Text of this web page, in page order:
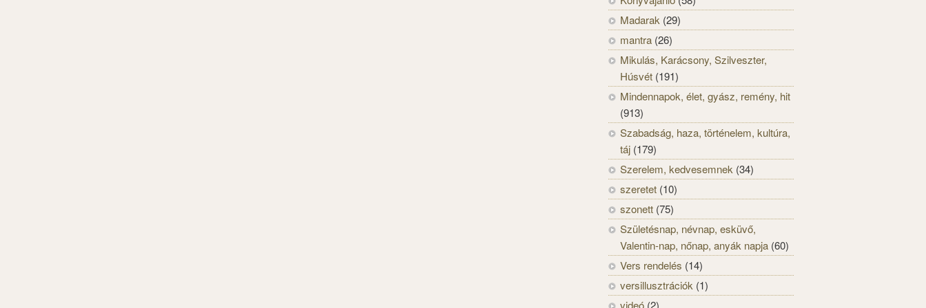
Madarak (29)
mantra (26)
Mikulás, Karácsony, Szilveszter,
Húsvét (191)
Mindennapok, élet, gyász, remény, hit
(913)
Szabadság, haza, történelem, kultúra,
táj (179)
Szerelem, kedvesemnek (34)
szeretet (10)
szonett (75)
Születésnap, névnap, esküvő,
Valentin-nap, nőnap, anyák napja (60)
Vers rendelés (14)
versillusztrációk (1)
videó (2)